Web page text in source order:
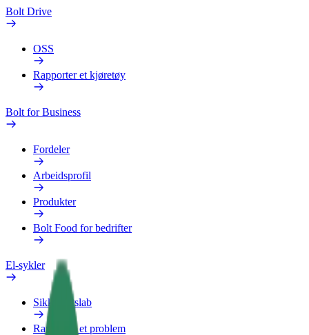
Bolt Drive
OSS
Rapporter et kjøretøy
Bolt for Business
Fordeler
Arbeidsprofil
Produkter
Bolt Food for bedrifter
El-sykler
Sikkerhetslab
Rapporter et problem